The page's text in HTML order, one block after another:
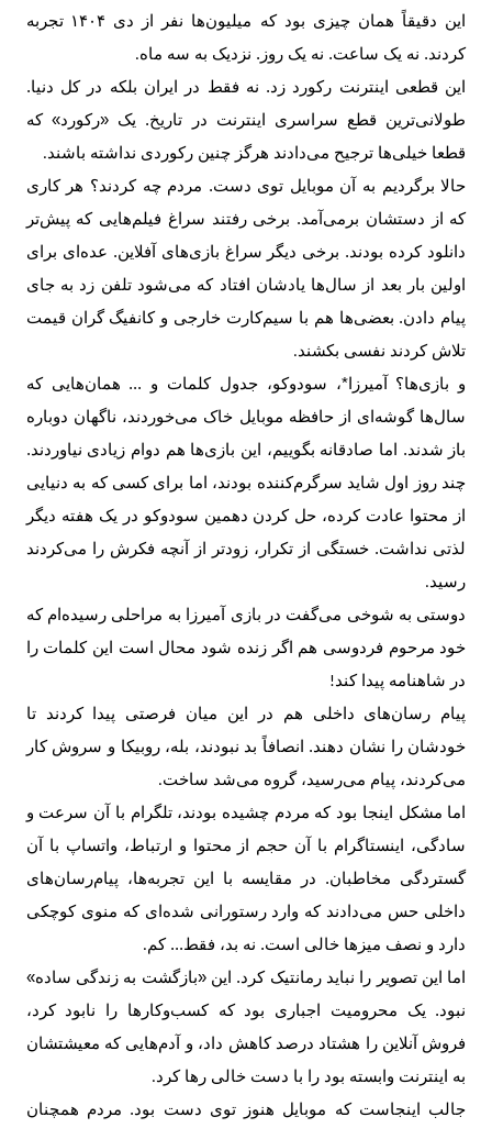
این دقیقاً همان چیزی بود که میلیون‌ها نفر از دی ۱۴۰۴ تجربه
کردند. نه یک ساعت. نه یک روز. نزدیک به سه ماه.
این قطعی اینترنت رکورد زد. نه فقط در ایران بلکه در کل دنیا.
طولانی‌ترین قطع سراسری اینترنت در تاریخ. یک «رکورد» که
قطعا خیلی‌ها ترجیح می‌دادند هرگز چنین رکوردی نداشته باشند.
حالا برگردیم به آن موبایل توی دست. مردم چه کردند؟ هر کاری
که از دستشان برمی‌آمد. برخی رفتند سراغ فیلم‌هایی که پیش‌تر
دانلود کرده بودند. برخی دیگر سراغ بازی‌های آفلاین. عده‌ای برای
اولین بار بعد از سال‌ها یادشان افتاد که می‌شود تلفن زد به جای
پیام دادن. بعضی‌ها هم با سیم‌کارت خارجی و کانفیگ گران ‌قیمت
تلاش کردند نفسی بکشند.
و بازی‌ها؟ آمیرزا*، سودوکو، جدول کلمات و ... همان‌هایی که
سال‌ها گوشه‌ای از حافظه موبایل خاک می‌خوردند، ناگهان دوباره
باز شدند. اما صادقانه بگوییم، این بازی‌ها هم دوام زیادی نیاوردند.
چند روز اول شاید سرگرم‌کننده بودند، اما برای کسی که به دنیایی
از محتوا عادت کرده، حل کردن دهمین سودوکو در یک هفته دیگر
لذتی نداشت. خستگی از تکرار، زودتر از آنچه فکرش را می‌کردند
رسید.
دوستی به شوخی می‌گفت در بازی آمیرزا به مراحلی رسیده‌ام که
خود مرحوم فردوسی هم اگر زنده شود محال است این کلمات را
در شاهنامه پیدا کند!
پیام‌ رسان‌های داخلی هم در این میان فرصتی پیدا کردند تا
خودشان را نشان دهند. انصافاً بد نبودند، بله، روبیکا و سروش کار
می‌کردند، پیام می‌رسید، گروه می‌شد ساخت.
اما مشکل اینجا بود که مردم چشیده بودند، تلگرام با آن سرعت و
سادگی، اینستاگرام با آن حجم از محتوا و ارتباط، واتساپ با آن
گستردگی مخاطبان. در مقایسه با این تجربه‌ها، پیام‌رسان‌های
داخلی حس می‌دادند که وارد رستورانی شده‌ای که منوی کوچکی
دارد و نصف میزها خالی است. نه بد، فقط... کم .
اما این تصویر را نباید رمانتیک کرد. این «بازگشت به زندگی ساده»
نبود. یک محرومیت اجباری بود که کسب‌وکارها را نابود کرد،
فروش آنلاین را هشتاد درصد کاهش داد، و آدم‌هایی که معیشتشان
به اینترنت وابسته بود را با دست خالی رها کرد.
جالب اینجاست که موبایل هنوز توی دست بود. مردم همچنان